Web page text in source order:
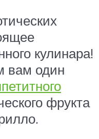
кулинара!
вам один
фрукта